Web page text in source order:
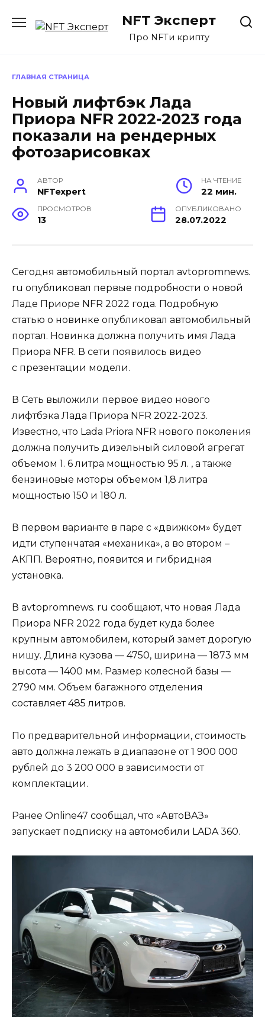
содержанию
NFT Эксперт
Про NFTи крипту
ГЛАВНАЯ СТРАНИЦА
Новый лифтбэк Лада
Приора NFR 2022-2023 года
показали на рендерных
фотозарисовках
АВТОР
NFTexpert
НА ЧТЕНИЕ
22 мин.
ПРОСМОТРОВ
13
ОПУБЛИКОВАНО
28.07.2022
Сегодня автомобильный портал avtopromnews.
ru опубликовал первые подробности о новой
Ладе Приоре NFR 2022 года. Подробную
статью о новинке опубликовал автомобильный
портал. Новинка должна получить имя Лада
Приора NFR. В сети появилось видео
с презентации модели.
В Сеть выложили первое видео нового
лифтбэка Лада Приора NFR 2022-2023.
Известно, что Lada Priora NFR нового поколения
должна получить дизельный силовой агрегат
объемом 1. 6 литра мощностью 95 л. , а также
бензиновые моторы объемом 1,8 литра
мощностью 150 и 180 л.
В первом варианте в паре с «движком» будет
идти ступенчатая «механика», а во втором –
АКПП. Вероятно, появится и гибридная
установка.
В avtopromnews. ru сообщают, что новая Лада
Приора NFR 2022 года будет куда более
крупным автомобилем, который замет дорогую
нишу. Длина кузова — 4750, ширина — 1873 мм
высота — 1400 мм. Размер колесной базы —
2790 мм. Объем багажного отделения
составляет 485 литров.
По предварительной информации, стоимость
авто должна лежать в диапазоне от 1 900 000
рублей до 3 200 000 в зависимости от
комплектации.
Ранее Online47 сообщал, что «АвтоВАЗ»
запускает подписку на автомобили LADA 360.